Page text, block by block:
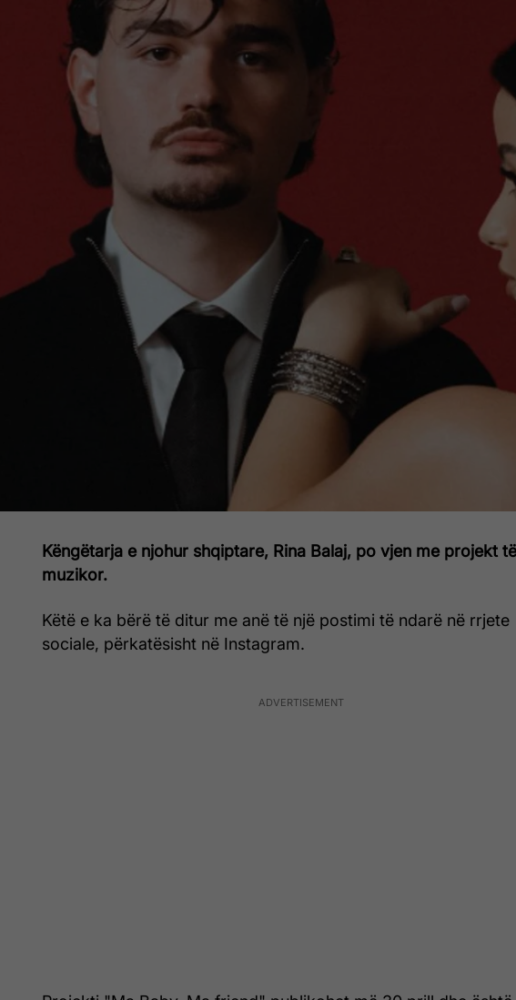
Këngëtarja e njohur shqiptare, Rina Balaj, po vjen me projekt
muzikor.
Këtë e ka bërë të ditur me anë të një postimi të ndarë në rrjete
sociale, përkatësisht në Instagram.